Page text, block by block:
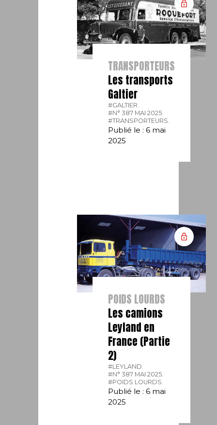
TRANSPORTEURS
Les transports
Galtier
#GALTIER.
#N° 387 MAI 2025.
#TRANSPORTEURS.
Publié le : 6 mai
2025
POIDS LOURDS
Les camions
Leyland en
France (Partie
2)
#LEYLAND.
#N° 387 MAI 2025.
#POIDS LOURDS.
Publié le : 6 mai
2025